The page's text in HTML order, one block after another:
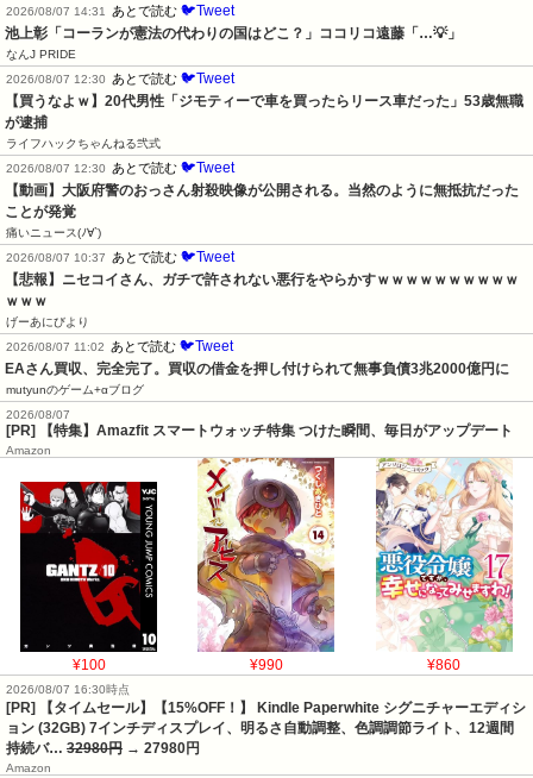
2026/08/07 14:31
あとで読む 🐦Tweet
池上彰「コーランが憲法の代わりの国はどこ？」ココリコ遠藤「…💡」
なんJ PRIDE
2026/08/07 12:30
あとで読む 🐦Tweet
【買うなよｗ】20代男性「ジモティーで車を買ったらリース車だった」53歳無職
が逮捕
ライフハックちゃんねる弐式
2026/08/07 12:30
あとで読む 🐦Tweet
【動画】大阪府警のおっさん射殺映像が公開される。当然のように無抵抗だった
ことが発覚
痛いニュース(ﾉ∀`)
2026/08/07 10:37
あとで読む 🐦Tweet
【悲報】ニセコイさん、ガチで許されない悪行をやらかすｗｗｗｗｗｗｗｗｗｗ
ｗｗｗ
げーあにびより
2026/08/07 11:02
あとで読む 🐦Tweet
EAさん買収、完全完了。買収の借金を押し付けられて無事負債3兆2000億円に
mutyunのゲーム+αブログ
2026/08/07
[PR] 【特集】Amazfit スマートウォッチ特集 つけた瞬間、毎日がアップデート
Amazon
¥100 ¥990 ¥860
2026/08/07 16:30時点
[PR] 【タイムセール】【15%OFF！】 Kindle Paperwhite シグニチャーエディシ
ョン (32GB) 7インチディスプレイ、明るさ自動調整、色調調節ライト、12週間
持続バ… 32980円 → 27980円
Amazon